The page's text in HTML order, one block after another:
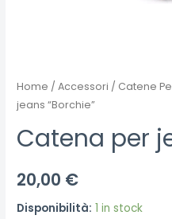
Home /Accessori / Catene
jeans “Borchie”
Catena per
20,00 €
Disponibilità: 1 in stock